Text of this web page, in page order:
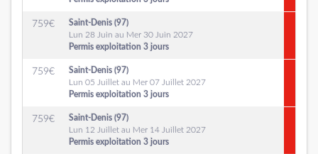
759€
Saint-Denis (97)
Lun 28 Juin au Mer 30 Juin 2027
Permis exploitation 3 jours
759€
Saint-Denis (97)
Lun 05 Juillet au Mer 07 Juillet 2027
Permis exploitation 3 jours
759€
Saint-Denis (97)
Lun 12 Juillet au Mer 14 Juillet 2027
Permis exploitation 3 jours